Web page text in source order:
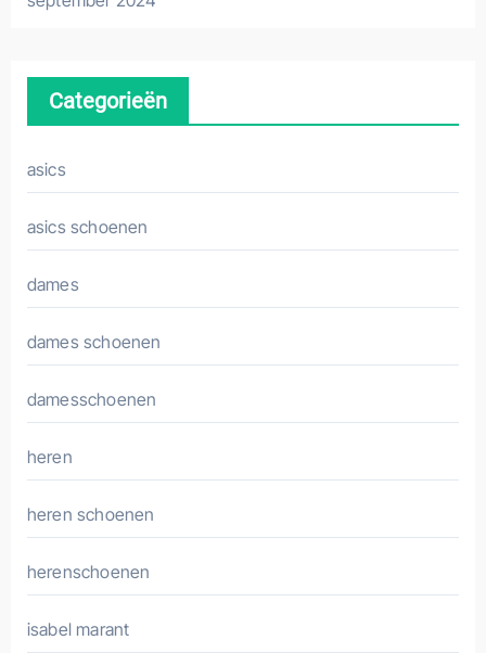
Categorieën
asics
asics schoenen
dames
dames schoenen
damesschoenen
heren
heren schoenen
herenschoenen
isabel marant